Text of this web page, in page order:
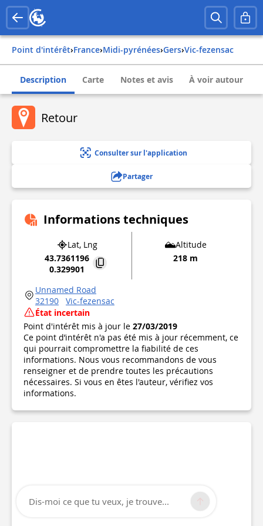
Point d'intérêt› france› midi-pyrénées› gers› vic-fezensac
Description Carte Notes et avis À voir autour
Retour
Consulter sur l'application
Partager
Informations techniques
Lat, Lng
43.7361196
0.329901
Altitude
218 m
Unnamed Road
32190
Vic-fezensac
État incertain
Point d'intérêt mis à jour le 27/03/2019
Ce point d’intérêt n'a pas été mis à jour récemment, ce
qui pourrait compromettre la fiabilité de ces
informations. Nous vous recommandons de vous
renseigner et de prendre toutes les précautions
nécessaires. Si vous en êtes l'auteur, vérifiez vos
informations.
Dis-moi ce que tu veux, je trouve...